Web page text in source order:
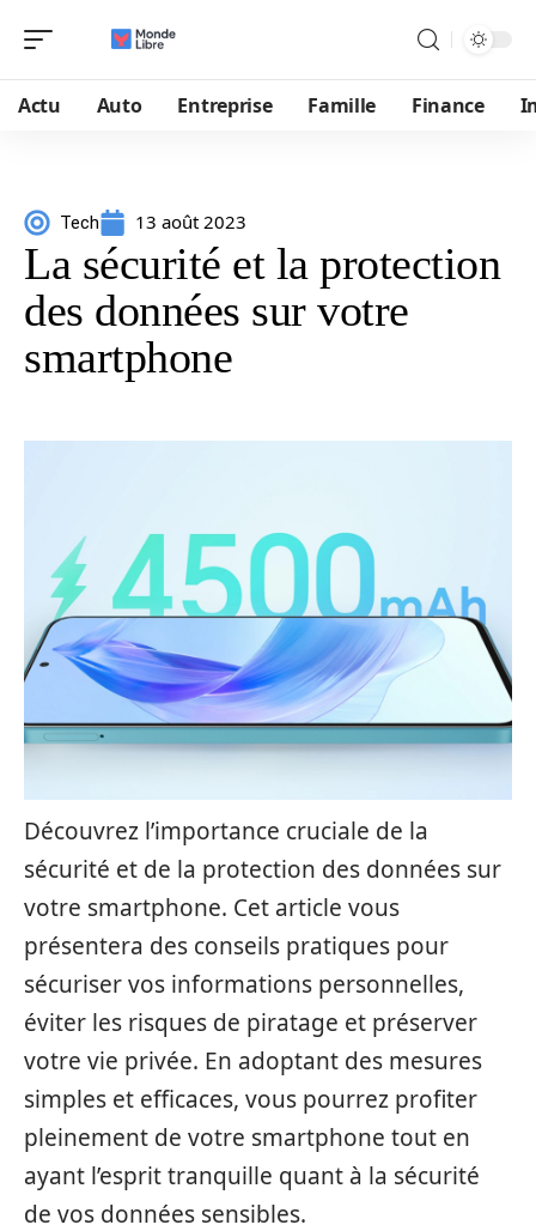
Actu Auto Entreprise Famille Finance
Tech 13 août 2023
La sécurité et la protection
des données sur votre
smartphone
Découvrez l’importance cruciale de la
sécurité et de la protection des données sur
votre smartphone. Cet article vous
présentera des conseils pratiques pour
sécuriser vos informations personnelles,
éviter les risques de piratage et préserver
votre vie privée. En adoptant des mesures
simples et efficaces, vous pourrez profiter
pleinement de votre smartphone tout en
ayant l’esprit tranquille quant à la sécurité
de vos données sensibles.